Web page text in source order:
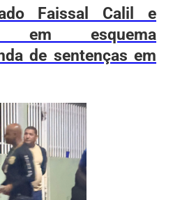
Faissal Calil e
em esquema
de sentenças em